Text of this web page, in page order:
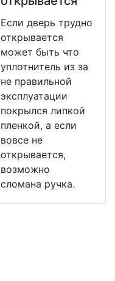
Если дверь трудно
открывается
может быть что
уплотнитель из за
не правильной
эксплуатации
покрылся липкой
пленкой, а если
вовсе не
открывается,
возможно
сломана ручка.